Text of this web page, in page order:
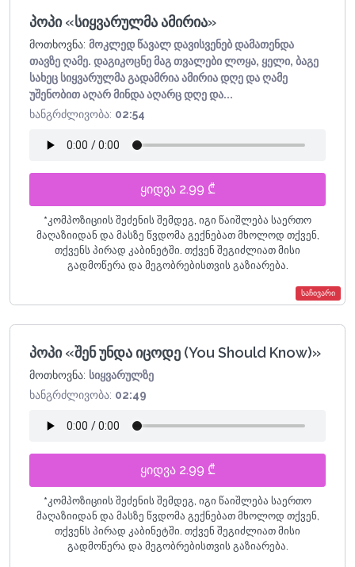
საჩივარი
პოპი «სიყვარულმა ამირია»
მოთხოვნა: მოკლედ წავალ დავისვენებ დამათენდა
თავზე ღამე. დაგიკოცნე მაგ თვალები ლოყა, ყელი, ბაგე
სახეც სიყვარულმა გადამრია ამირია დღე და ღამე
უშენობით აღარ მინდა აღარც დღე და...
ხანგრძლივობა: 02:54
ყიდვა 2.99 ₾
*კომპოზიციის შეძენის შემდეგ, იგი წაიშლება საერთო
მაღაზიიდან და მასზე წვდომა გექნებათ მხოლოდ თქვენ,
თქვენს პირად კაბინეტში. თქვენ შეგიძლიათ მისი
გადმოწერა და მეგობრებისთვის გაზიარება.
პოპი «შენ უნდა იცოდე (You Should Know)»
მოთხოვნა: სიყვარულზე
ხანგრძლივობა: 02:49
ყიდვა 2.99 ₾
*კომპოზიციის შეძენის შემდეგ, იგი წაიშლება საერთო
მაღაზიიდან და მასზე წვდომა გექნებათ მხოლოდ თქვენ,
თქვენს პირად კაბინეტში. თქვენ შეგიძლიათ მისი
გადმოწერა და მეგობრებისთვის გაზიარება.